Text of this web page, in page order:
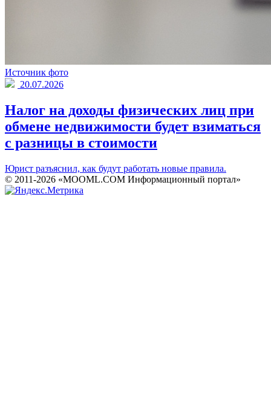
Источник фото
20.07.2026
Налог на доходы физических лиц при
обмене недвижимости будет взиматься
с разницы в стоимости
Юрист разъяснил, как будут работать новые правила.
© 2011-2026 «MOOML.COM Информационный портал»